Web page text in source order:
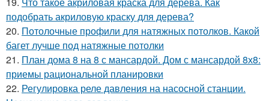
подобрать акриловую краску для дерева?
20. Потолочные профили для натяжных потолков. Какой
багет лучше под натяжные потолки
21. План дома 8 на 8 с мансардой. Дом с мансардой 8х8:
приемы рациональной планировки
22. Регулировка реле давления на насосной станции.